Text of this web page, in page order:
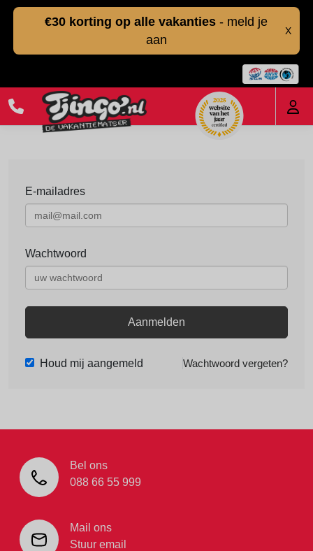
€30 korting op alle vakanties - meld je
aan
X
E-mailadres
Wachtwoord
Aanmelden
Houd mij aangemeld Wachtwoord vergeten?
Bel ons
088 66 55 999
Mail ons
Stuur email